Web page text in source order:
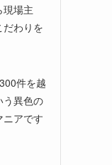
現場主
わりを
件を越
う異色の
アです